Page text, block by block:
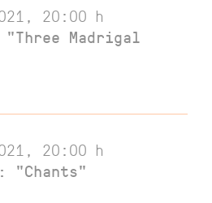
20:00 h
"Three Madrigal
20:00 h
"Chants"